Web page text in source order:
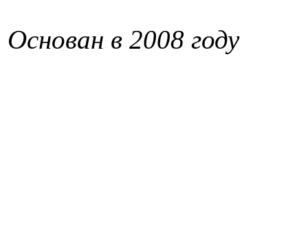
Основан в 2008 году